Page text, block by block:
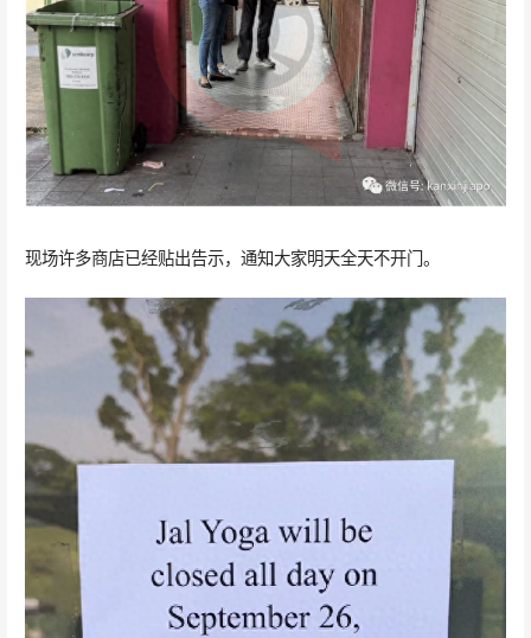
现场许多商店已经贴出告示，通知大家明天全天不开门。